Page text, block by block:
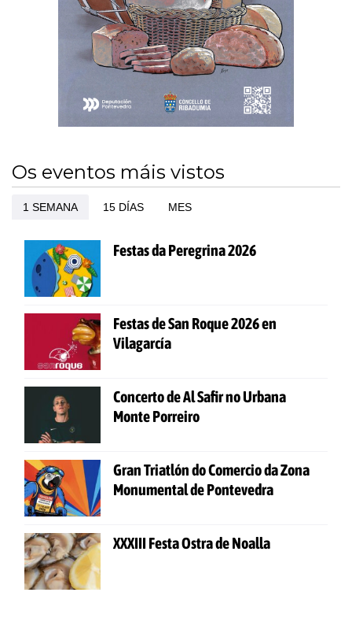
Os eventos máis vistos
1 SEMANA 15 DÍAS MES
Festas da Peregrina 2026
Festas de San Roque 2026 en
Vilagarcía
Concerto de Al Safir no Urbana
Monte Porreiro
Gran Triatlón do Comercio da Zona
Monumental de Pontevedra
XXXIII Festa Ostra de Noalla